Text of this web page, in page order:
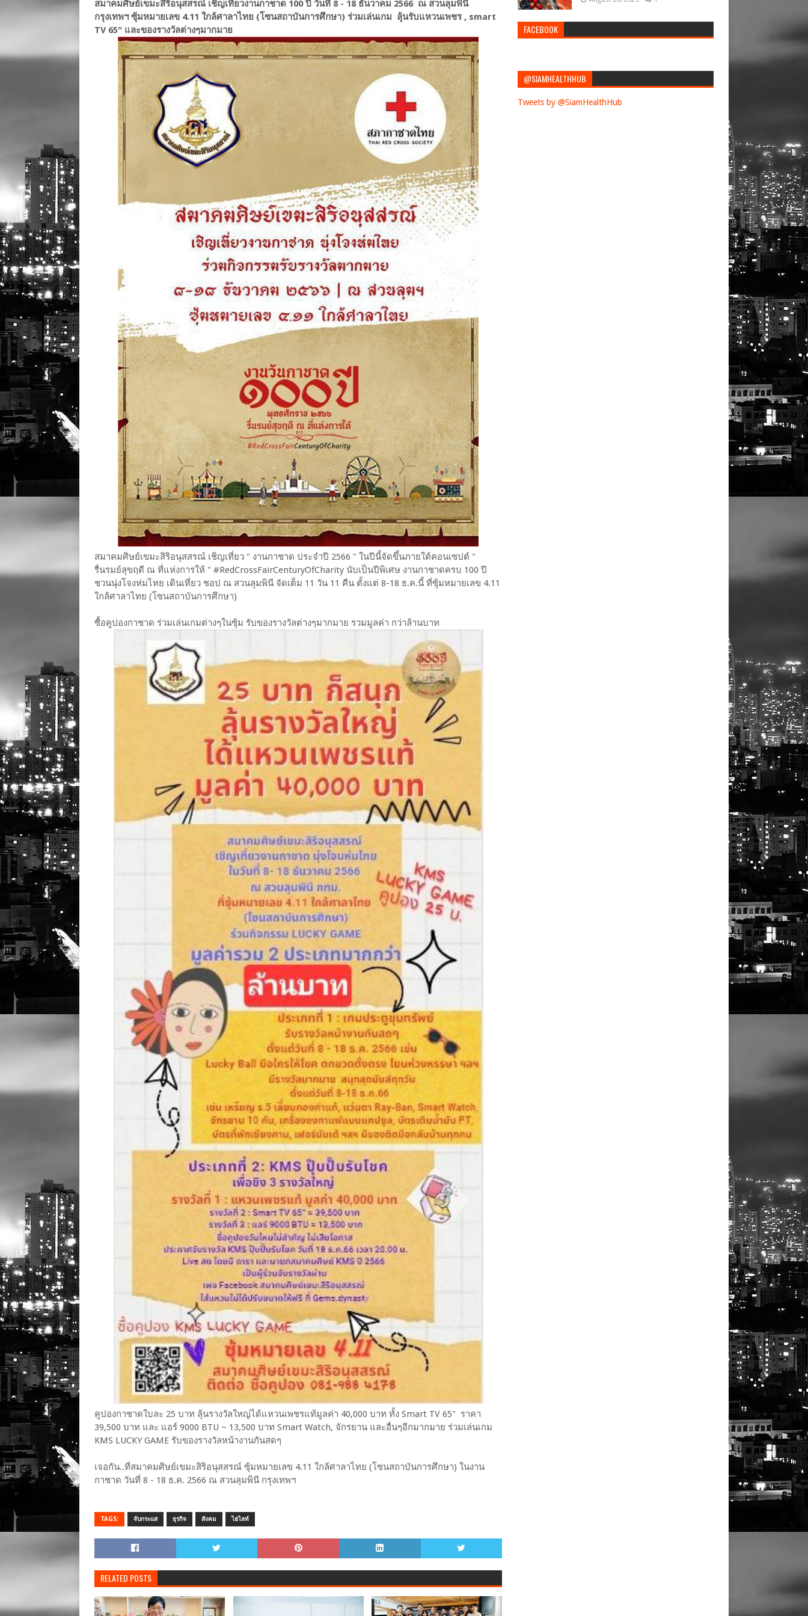
สมาคมศิษย์เขมะสิริอนุสสรณ์ เชิญเที่ยวงานกาชาด 100 ปี วันที่ 8 - 18 ธันวาคม 2566 ณ สวนลุมพินี
กรุงเทพฯ ซุ้มหมายเลข 4.11 ใกล้ศาลาไทย (โซนสถาบันการศึกษา) ร่วมเล่นเกม ลุ้นรับแหวนเพชร , smart
TV 65" และของรางวัลต่างๆมากมาย
สมาคมศิษย์เขมะสิริอนุสสรณ์ เชิญเที่ยว " งานกาชาด ประจำปี 2566 " ในปีนี้จัดขึ้นภายใต้คอนเซปต์ "
รื่นรมย์สุขฤดี ณ ที่แห่งการให้ " #RedCrossFairCenturyOfCharity นับเป็นปีพิเศษ งานกาชาดครบ 100 ปี
ชวนนุ่งโจงห่มไทย เดินเที่ยว ชอป ณ สวนลุมพินี จัดเต็ม 11 วัน 11 คืน ตั้งแต่ 8-18 ธ.ค.นี้ ที่ซุ้มหมายเลข 4.11
ใกล้ศาลาไทย (โซนสถาบันการศึกษา)
ซื้อคูปองกาชาด ร่วมเล่นเกมต่างๆในซุ้ม รับของรางวัลต่างๆมากมาย รวมมูลค่า กว่าล้านบาท
คูปองกาชาดใบละ 25 บาท ลุ้นรางวัลใหญ่ได้แหวนเพชรแท้มูลค่า 40,000 บาท ทั้ง Smart TV 65" ราคา
39,500 บาท และ แอร์ 9000 BTU ~ 13,500 บาท Smart Watch, จักรยาน และอื่นๆอีกมากมาย ร่วมเล่นเกม
KMS LUCKY GAME รับของรางวัลหน้างานกันสดๆ
เจอกัน..ที่สมาคมศิษย์เขมะสิริอนุสสรณ์ ซุ้มหมายเลข 4.11 ใกล้ศาลาไทย (โซนสถาบันการศึกษา) ในงาน
กาชาด วันที่ 8 - 18 ธ.ค. 2566 ณ สวนลุมพินี กรุงเทพฯ
TAGS: จับกระแส ธุรกิจ สังคม ไฮไลท์
RELATED POSTS
FACEBOOK
@SIAMHEALTHHUB
Tweets by @SiamHealthHub